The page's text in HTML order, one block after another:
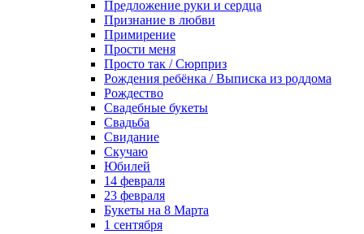
Предложение руки и сердца
Признание в любви
Примирение
Прости меня
Просто так / Сюрприз
Рождения ребёнка / Выписка из роддома
Рождество
Свадебные букеты
Свадьба
Свидание
Скучаю
Юбилей
14 февраля
23 февраля
Букеты на 8 Марта
1 сентября